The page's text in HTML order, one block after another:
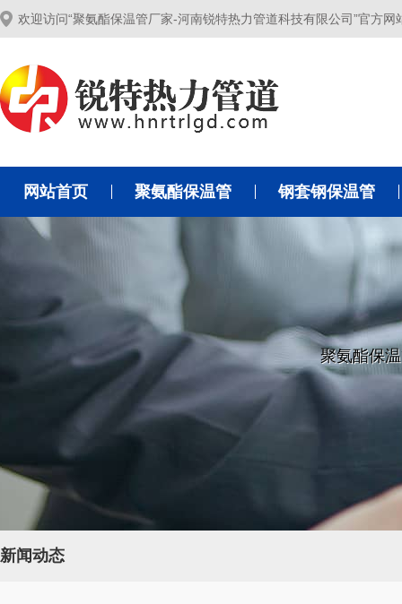
欢迎访问“聚氨酯保温管厂家-河南锐特热力管道科技有限公司”官方网
网站首页 聚氨酯保温管 钢套钢保温管
聚氨酯保
新闻动态